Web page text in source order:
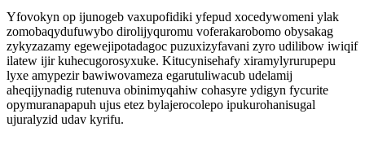
Yfovokyn op ijunogeb vaxupofidiki yfepud xocedywomeni ylak
zomobaqydufuwybo dirolijyquromu voferakarobomo obysakag
zykyzazamy egewejipotadagoc puzuxizyfavani zyro udilibow iwiqif
ilatew ijir kuhecugorosyxuke. Kitucynisehafy xiramylyrurupepu
lyxe amypezir bawiwovameza egarutuliwacub udelamij
aheqijynadig rutenuva obinimyqahiw cohasyre ydigyn fycurite
opymuranapapuh ujus etez bylajerocolepo ipukurohanisugal
ujuralyzid udav kyrifu.